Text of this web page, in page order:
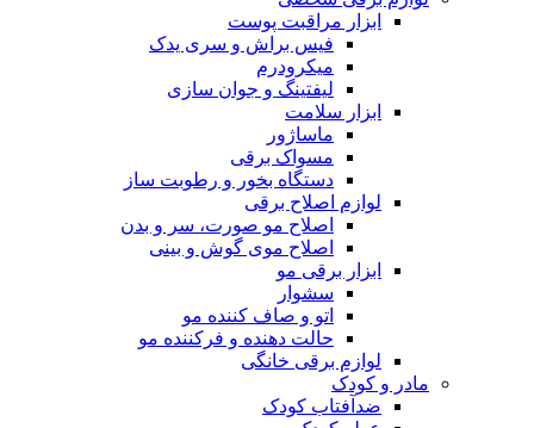
ابزار مراقبت پوست
فیس براش و سری یدک
میکرودرم
لیفتینگ و جوان سازی
ابزار سلامت
ماساژور
مسواک برقی
دستگاه بخور و رطوبت ساز
لوازم اصلاح برقی
اصلاح مو صورت، سر و بدن
اصلاح موی گوش و بینی
ابزار برقی مو
سشوار
اتو و صاف کننده مو
حالت دهنده و فرکننده مو
لوازم برقی خانگی
مادر و کودک
ضدآفتاب کودک